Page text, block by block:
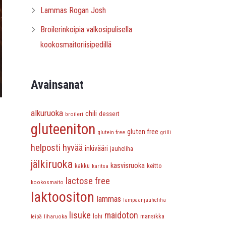
Lammas Rogan Josh
Broilerinkoipia valkosipulisella
kookosmaitoriisipedillä
Avainsanat
alkuruoka broileri chili dessert
gluteeniton glutein free gluten free grilli
helposti hyvää inkivääri jauheliha
jälkiruoka kakku karitsa kasvisruoka keitto
kookosmaito lactose free
laktoositon lammas lampaanjauheliha
leipä liharuoka lisuke lohi maidoton mansikka